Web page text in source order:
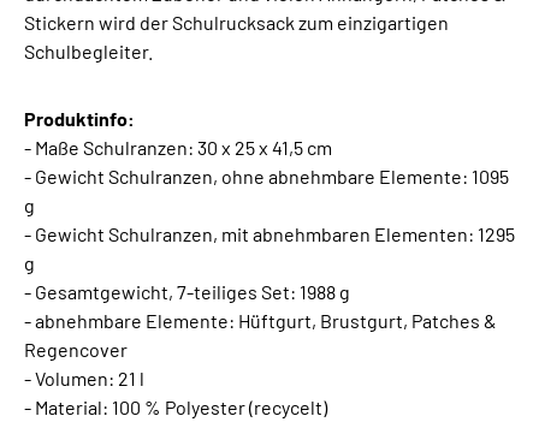
Stickern wird der Schulrucksack zum einzigartigen
Schulbegleiter.
Produktinfo:
- Maße Schulranzen: 30 x 25 x 41,5 cm
- Gewicht Schulranzen, ohne abnehmbare Elemente: 1095
g
- Gewicht Schulranzen, mit abnehmbaren Elementen: 1295
g
- Gesamtgewicht, 7-teiliges Set: 1988 g
- abnehmbare Elemente: Hüftgurt, Brustgurt, Patches &
Regencover
- Volumen: 21 l
- Material: 100 % Polyester (recycelt)